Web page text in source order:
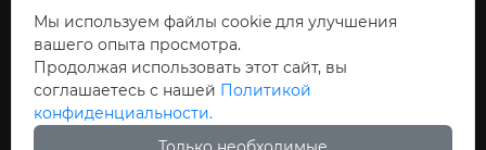
О Нас
Контакты
Новости и обновления
Продукция
Мы используем файлы cookie для улучшения
вашего опыта просмотра.
Продолжая использовать этот сайт, вы
соглашаетесь с нашей Политикой
конфиденциальности.